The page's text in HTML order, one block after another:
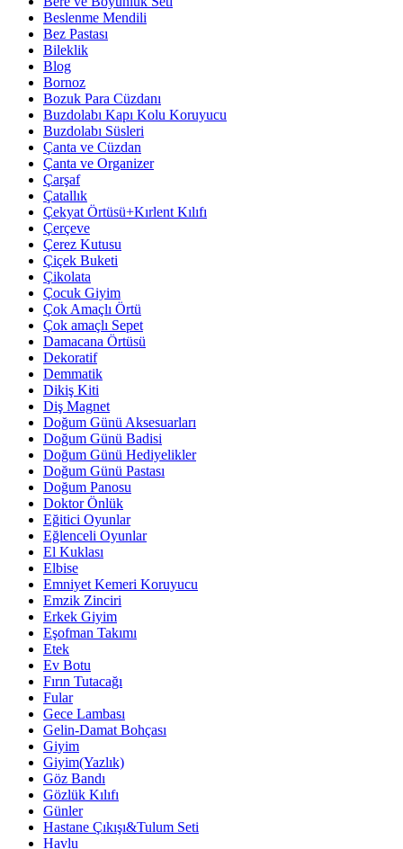
Beslenme Mendili
Bez Pastası
Bileklik
Blog
Bornoz
Bozuk Para Cüzdanı
Buzdolabı Kapı Kolu Koruyucu
Buzdolabı Süsleri
Çanta ve Cüzdan
Çanta ve Organizer
Çarşaf
Çatallık
Çekyat Örtüsü+Kırlent Kılıfı
Çerçeve
Çerez Kutusu
Çiçek Buketi
Çikolata
Çocuk Giyim
Çok Amaçlı Örtü
Çok amaçlı Sepet
Damacana Örtüsü
Dekoratif
Demmatik
Dikiş Kiti
Diş Magnet
Doğum Günü Aksesuarları
Doğum Günü Badisi
Doğum Günü Hediyelikler
Doğum Günü Pastası
Doğum Panosu
Doktor Önlük
Eğitici Oyunlar
Eğlenceli Oyunlar
El Kuklası
Elbise
Emniyet Kemeri Koruyucu
Emzik Zinciri
Erkek Giyim
Eşofman Takımı
Etek
Ev Botu
Fırın Tutacağı
Fular
Gece Lambası
Gelin-Damat Bohçası
Giyim
Giyim(Yazlık)
Göz Bandı
Gözlük Kılıfı
Günler
Hastane Çıkışı&Tulum Seti
Havlu